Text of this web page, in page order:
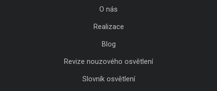
O nás
Realizace
Blog
Revize nouzového osvětlení
Slovník osvětlení